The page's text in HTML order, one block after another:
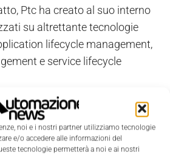
noi e i nostri partner utilizziamo tecnologie
e/o accedere alle informazioni del
tecnologie permetterà a noi e ai nostri
Ptc ha creato al suo interno
su altrettante tecnologie
lifecycle management,
e service lifecycle
oggi occorre un nuovo modo di
prendere decisioni in modo
differenziando la propria
servizi e questo è quanto in Ptc